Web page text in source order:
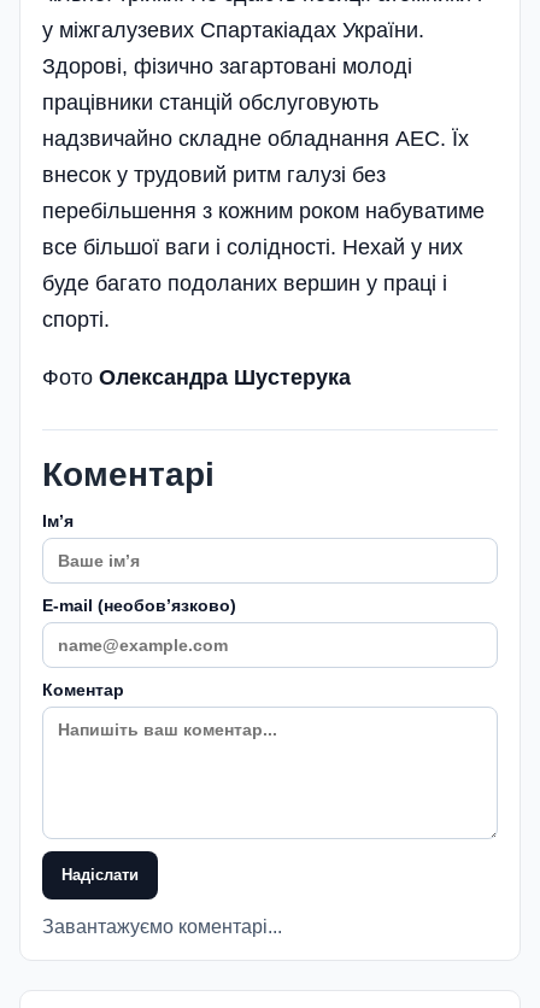
у міжгалузевих Спартакіадах України.
Здорові, фізично загартовані молоді
працівники станцій обслуговують
надзвичайно складне обладнання АЕС. Їх
внесок у трудовий ритм галузі без
перебільшення з кожним роком набуватиме
все більшої ваги і солідності. Нехай у них
буде багато подоланих вершин у праці і
спорті.
Фото Олександра Шустерука
Коментарі
Імʼя
E-mail (необовʼязково)
Коментар
Надіслати
Завантажуємо коментарі...